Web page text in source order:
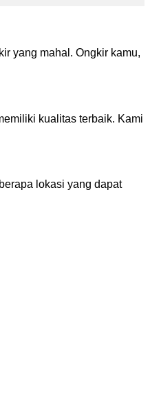
yang mahal. Ongkir kamu,
kualitas terbaik. Kami
lokasi yang dapat